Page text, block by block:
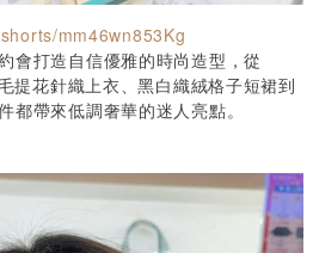
mm46wn853Kg
會打造自信優雅的時尚造型，從
提花針織上衣、黑白織絨格子短裙到
都帶來低調奢華的迷人亮點。